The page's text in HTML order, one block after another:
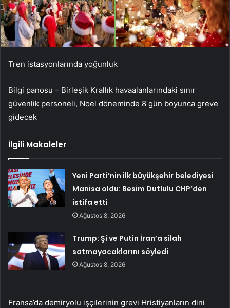
Tren istasyonlarında yoğunluk
Bilgi panosu – Birleşik Krallık havaalanlarındaki sınır
güvenlik personeli, Noel döneminde 8 gün boyunca greve
gidecek
İlgili Makaleler
Yeni Parti’nin ilk büyükşehir belediyesi
Manisa oldu: Besim Dutlulu CHP’den
istifa etti
Ağustos 8, 2026
Trump: Şi ve Putin İran’a silah
satmayacaklarını söyledi
Ağustos 8, 2026
Fransa’da demiryolu işçilerinin grevi Hristiyanların dini